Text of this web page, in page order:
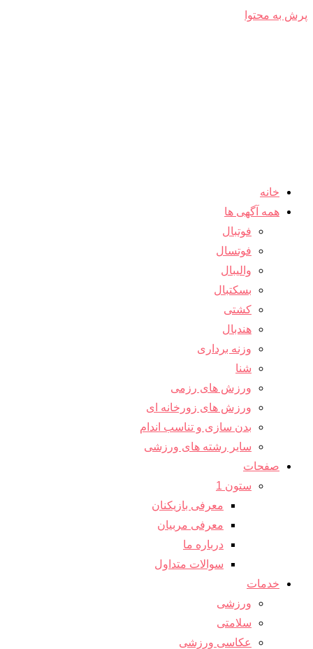
پرش به محتوا
خانه
همه آگهی ها
فوتبال
فوتسال
والیبال
بسکتبال
کشتی
هندبال
وزنه برداری
شنا
ورزش های رزمی
ورزش های زورخانه ای
بدن سازی و تناسب اندام
سایر رشته های ورزشی
صفحات
ستون 1
معرفی بازیکنان
معرفی مربیان
درباره ما
سوالات متداول
خدمات
ورزشی
سلامتی
عکاسی ورزشی